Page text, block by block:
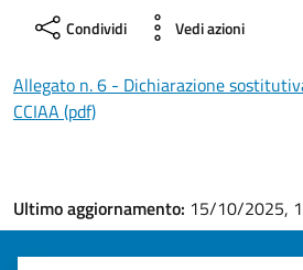
Condividi Vedi azioni
Allegato n. 6 - Dichiarazione
CCIAA (pdf)
Ultimo aggiornamento: 15/10/2025,